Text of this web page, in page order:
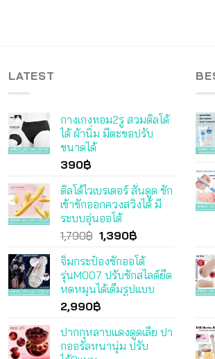
The
be
on
the
page
LATEST
กางเกงทอม2รู สวมดิลโด้
ได้ ผ้านิ่ม มีตะขอปรับ
ขนาดได้
390฿
ดิลโด้ไวเบรเตอร์ สั่นดูด ชัก
เข้าชักออกควงสวิงได้ มี
ระบบอุ่นออโต้
1,790฿ Original
was:
1,790฿.
1,390฿Current
is:
1,390฿.
จิ๋มกระป๋องชักออโต้
รุ่นM007 ปรับชักสไลด์ยืด
หดหมุนได้เต็มรูปแบบ
2,990฿
ปากกุหลาบแดงดูดเลีย ปา
กออรัลหนานุ่ม ปรับ